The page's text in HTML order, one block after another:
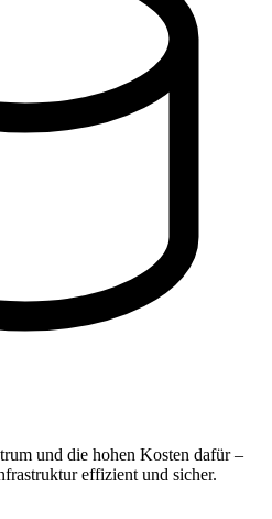
und die hohen Kosten dafür –
effizient und sicher.